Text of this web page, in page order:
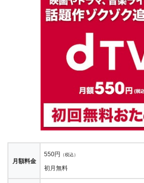
月額料金
550円 （税込）
初月無料